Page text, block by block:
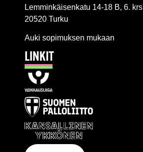
Lemminkäisenkatu 14-18 B, 6. krs
20520 Turku
Auki sopimuksen mukaan
LINKIT